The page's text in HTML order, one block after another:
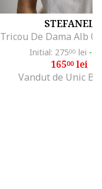
STEFANEL
Tricou De Dama Alb
Initial: 27500 lei -
16500lei
Vandut de Unic